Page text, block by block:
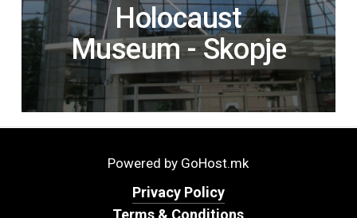
Holocaust
Museum - Skopje
Powered by GoHost.mk
Privacy Policy
Terms & Conditions